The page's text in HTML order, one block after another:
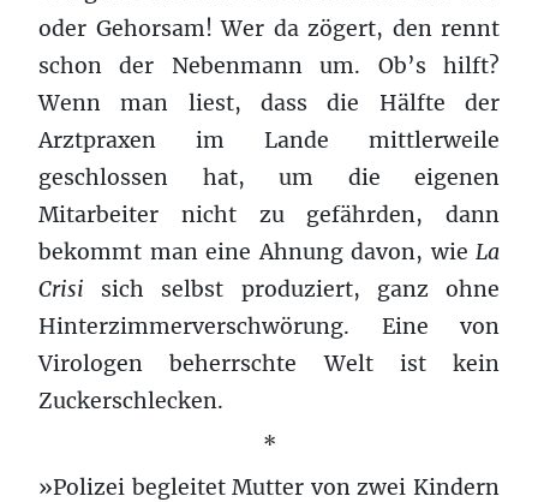
oder Gehorsam! Wer da zögert, den rennt
schon der Nebenmann um. Ob’s hilft?
Wenn man liest, dass die Hälfte der
Arztpraxen im Lande mittlerweile
geschlossen hat, um die eigenen
Mitarbeiter nicht zu gefährden, dann
bekommt man eine Ahnung davon, wie La
Crisi sich selbst produziert, ganz ohne
Hinterzimmerverschwörung. Eine von
Virologen beherrschte Welt ist kein
Zuckerschlecken.
*
»Polizei begleitet Mutter von zwei Kindern